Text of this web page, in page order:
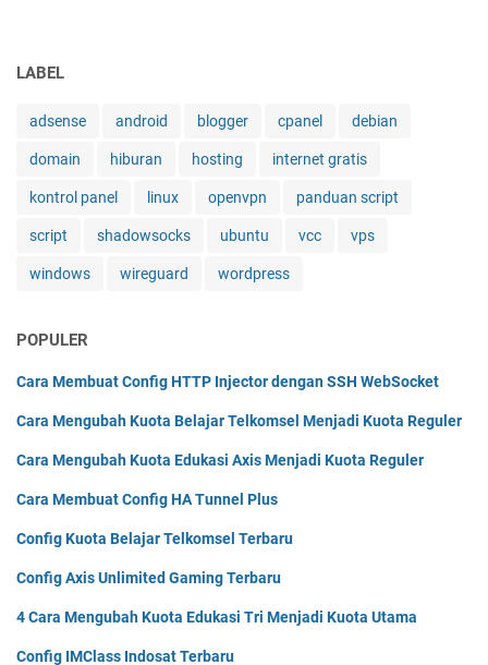
LABEL
adsense android blogger cpanel debian
domain hiburan hosting internet gratis
kontrol panel linux openvpn panduan script
script shadowsocks ubuntu vcc vps
windows wireguard wordpress
POPULER
Cara Membuat Config HTTP Injector dengan SSH WebSocket
Cara Mengubah Kuota Belajar Telkomsel Menjadi Kuota Reguler
Cara Mengubah Kuota Edukasi Axis Menjadi Kuota Reguler
Cara Membuat Config HA Tunnel Plus
Config Kuota Belajar Telkomsel Terbaru
Config Axis Unlimited Gaming Terbaru
4 Cara Mengubah Kuota Edukasi Tri Menjadi Kuota Utama
Config IMClass Indosat Terbaru